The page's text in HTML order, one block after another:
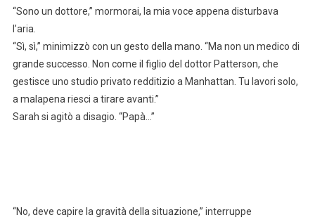
“Sono un dottore,” mormorai, la mia voce appena disturbava
l’aria.
“Sì, sì,” minimizzò con un gesto della mano. “Ma non un medico di
grande successo. Non come il figlio del dottor Patterson, che
gestisce uno studio privato redditizio a Manhattan. Tu lavori solo,
a malapena riesci a tirare avanti.”
Sarah si agitò a disagio. “Papà…”
“No, deve capire la gravità della situazione,” interruppe